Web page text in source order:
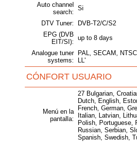
Auto channel
search:
Si
DTV Tuner:
DVB-T2/C/S2
EPG (DVB
EIT/SI):
up to 8 days
Analogue tuner
systems:
PAL, SECAM,
LL'
CÓNFORT USUARIO
Menú en la
pantalla:
27 Bulgarian,
Dutch, English,
French, German,
Italian, Latvian,
Polish, Portuguese,
Russian, Serbian,
Spanish, Swedish,